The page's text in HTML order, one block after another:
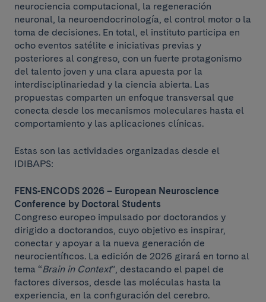
neurociencia computacional, la regeneración
neuronal, la neuroendocrinología, el control motor o la
toma de decisiones. En total, el instituto participa en
ocho eventos satélite e iniciativas previas y
posteriores al congreso, con un fuerte protagonismo
del talento joven y una clara apuesta por la
interdisciplinariedad y la ciencia abierta. Las
propuestas comparten un enfoque transversal que
conecta desde los mecanismos moleculares hasta el
comportamiento y las aplicaciones clínicas.
Estas son las actividades organizadas desde el
IDIBAPS:
FENS-ENCODS 2026 – European Neuroscience
Conference by Doctoral Students
Congreso europeo impulsado por doctorandos y
dirigido a doctorandos, cuyo objetivo es inspirar,
conectar y apoyar a la nueva generación de
neurocientíficos. La edición de 2026 girará en torno al
tema “Brain in Context”, destacando el papel de
factores diversos, desde las moléculas hasta la
experiencia, en la configuración del cerebro.